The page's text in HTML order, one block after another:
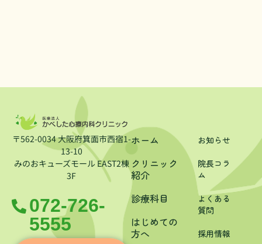
〒562-0034 大阪府箕面市西宿1-
13-10
みのおキューズモール EAST2棟
3F
072-726-
5555
ホーム
クリニック
紹介
診療科目
はじめての
方へ
お知らせ
院長コラ
ム
よくある
質問
採用情報